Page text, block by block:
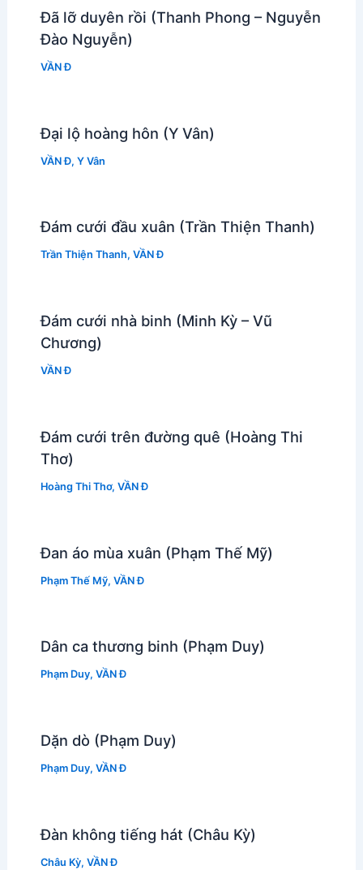
Đã lỡ duyên rồi (Thanh Phong – Nguyễn
Đào Nguyễn)
VẦN Đ
Đại lộ hoàng hôn (Y Vân)
VẦN Đ, Y Vân
Đám cưới đầu xuân (Trần Thiện Thanh)
Trần Thiện Thanh, VẦN Đ
Đám cưới nhà binh (Minh Kỳ – Vũ
Chương)
VẦN Đ
Đám cưới trên đường quê (Hoàng Thi
Thơ)
Hoàng Thi Thơ, VẦN Đ
Đan áo mùa xuân (Phạm Thế Mỹ)
Phạm Thế Mỹ, VẦN Đ
Dân ca thương binh (Phạm Duy)
Phạm Duy, VẦN Đ
Dặn dò (Phạm Duy)
Phạm Duy, VẦN Đ
Đàn không tiếng hát (Châu Kỳ)
Châu Kỳ, VẦN Đ